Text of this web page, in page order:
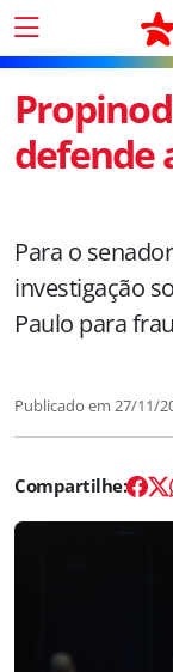
defende
Para o
investigação
Paulo para
Publicado em 27/11/